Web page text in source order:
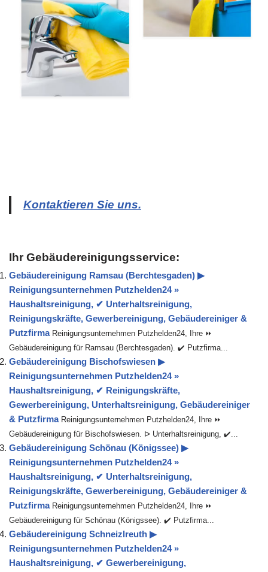
Kontaktieren Sie uns.
Ihr Gebäudereinigungsservice:
Gebäudereinigung Ramsau (Berchtesgaden) ▶︎
Reinigungsunternehmen Putzhelden24 »
Haushaltsreinigung, ✔ Unterhaltsreinigung,
Reinigungskräfte, Gewerbereinigung, Gebäudereiniger &
Putzfirma Reinigungsunternehmen Putzhelden24, Ihre ⏩
Gebäudereinigung für Ramsau (Berchtesgaden). ✔️ Putzfirma...
Gebäudereinigung Bischofswiesen ▶︎
Reinigungsunternehmen Putzhelden24 »
Haushaltsreinigung, ✔ Reinigungskräfte,
Gewerbereinigung, Unterhaltsreinigung, Gebäudereiniger
& Putzfirma Reinigungsunternehmen Putzhelden24, Ihre ⏩
Gebäudereinigung für Bischofswiesen. ᐅ Unterhaltsreinigung, ✔️...
Gebäudereinigung Schönau (Königssee) ▶︎
Reinigungsunternehmen Putzhelden24 »
Haushaltsreinigung, ✔ Unterhaltsreinigung,
Reinigungskräfte, Gewerbereinigung, Gebäudereiniger &
Putzfirma Reinigungsunternehmen Putzhelden24, Ihre ⏩
Gebäudereinigung für Schönau (Königssee). ✔️ Putzfirma...
Gebäudereinigung Schneizlreuth ▶︎
Reinigungsunternehmen Putzhelden24 »
Haushaltsreinigung, ✔ Gewerbereinigung,